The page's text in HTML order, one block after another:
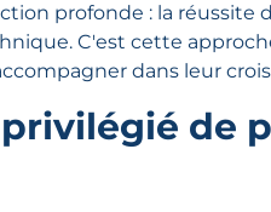
profonde : la réussite
C'est cette
dans leur
de